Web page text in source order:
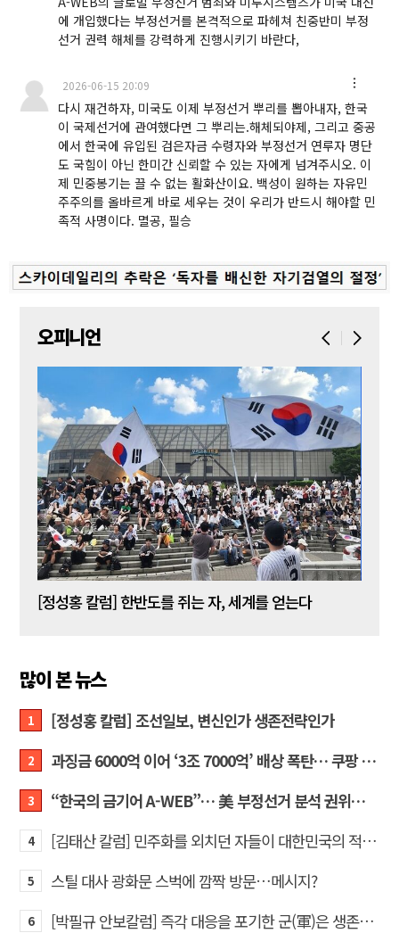
에 개입했다는 부정선거를 본격적으로 파헤쳐 친중반미 부정
선거 권력 해체를 강력하게 진행시키기 바란다,
2026-06-15 20:09
다시 재건하자, 미국도 이제 부정선거 뿌리를 뽑아내자, 한국
이 국제선거에 관여했다면 그 뿌리는.해체되야제, 그리고 중공
에서 한국에 유입된 검은자금 수령자와 부정선거 연루자 명단
도 국힘이 아닌 한미간 신뢰할 수 있는 자에게 넘겨주시오. 이
제 민중봉기는 끌 수 없는 활화산이요. 백성이 원하는 자유민
주주의를 올바르게 바로 세우는 것이 우리가 반드시 해야할 민
족적 사명이다. 멸공, 필승
오피니언
[정성홍 칼럼] 한반도를 쥐는 자, 세계를 얻는다
많이 본 뉴스
1 [정성홍 칼럼] 조선일보, 변신인가 생존전략인가
2 과징금 6000억 이어 ‘3조 7000억’ 배상 폭탄… 쿠팡 때리기에 한미 통상 ‘초비상’
3 “한국의 금기어 A-WEB”… 美 부정선거 분석 권위자 프랭크 박사가 작심 비판한 한국 ‘선거 공작’의 실체
4 [김태산 칼럼] 민주화를 외치던 자들이 대한민국의 적이고 간첩이었다
5 스틸 대사 광화문 스벅에 깜짝 방문…메시지?
6 [박필규 안보칼럼] 즉각 대응을 포기한 군(軍)은 생존할 수 없다